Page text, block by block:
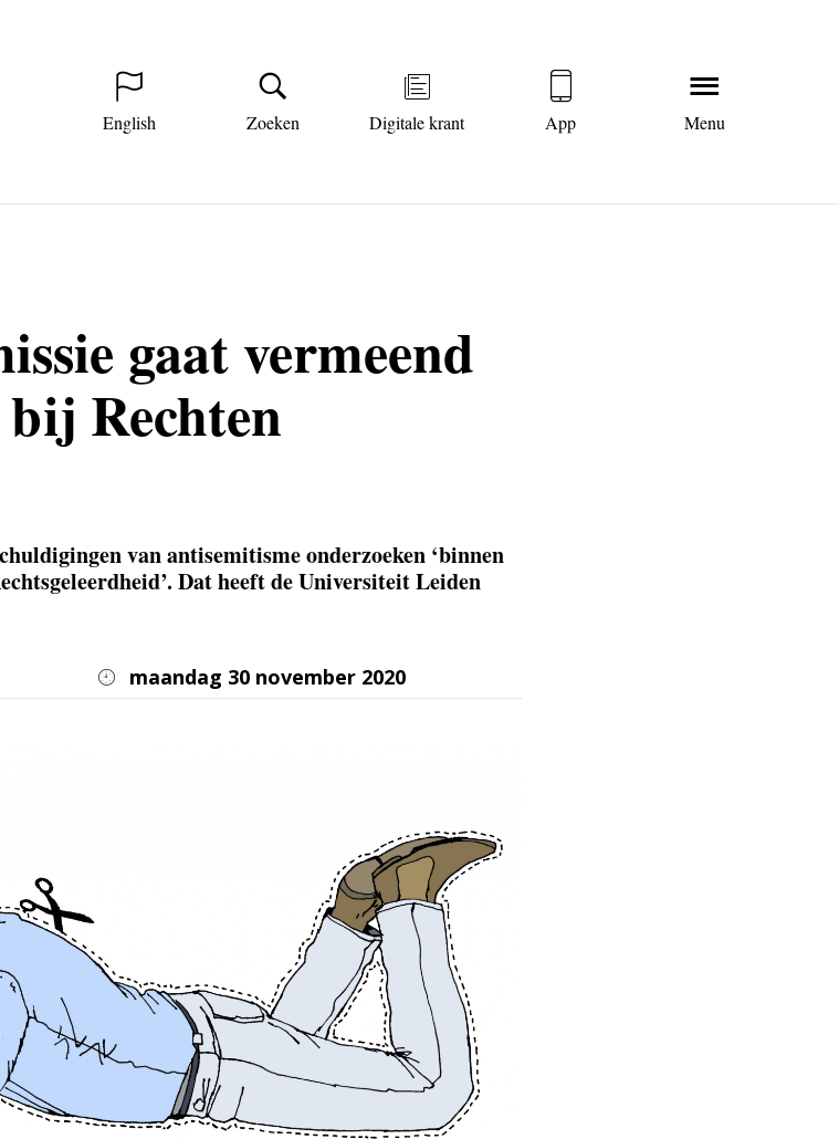
English Zoeken Digitale krant App Menu
gaat vermeend
Rechten
van antisemitisme onderzoeken ‘binnen
Dat heeft de Universiteit Leiden
maandag 30 november 2020